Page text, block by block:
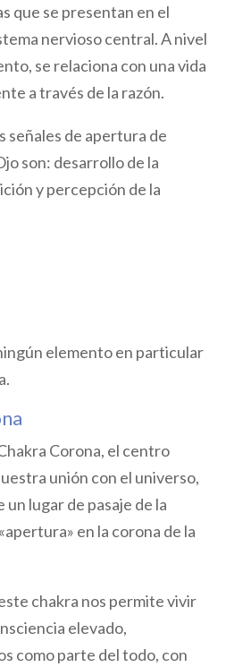
que se presentan en el
nervioso central. A nivel
se relaciona con una vida
a través de la razón.
señales de apertura de
son: desarrollo de la
y percepción de la
elemento en particular
Corona, el centro
unión con el universo,
un lugar de pasaje de la
en la corona de la
chakra nos permite vivir
elevado,
como parte del todo, con